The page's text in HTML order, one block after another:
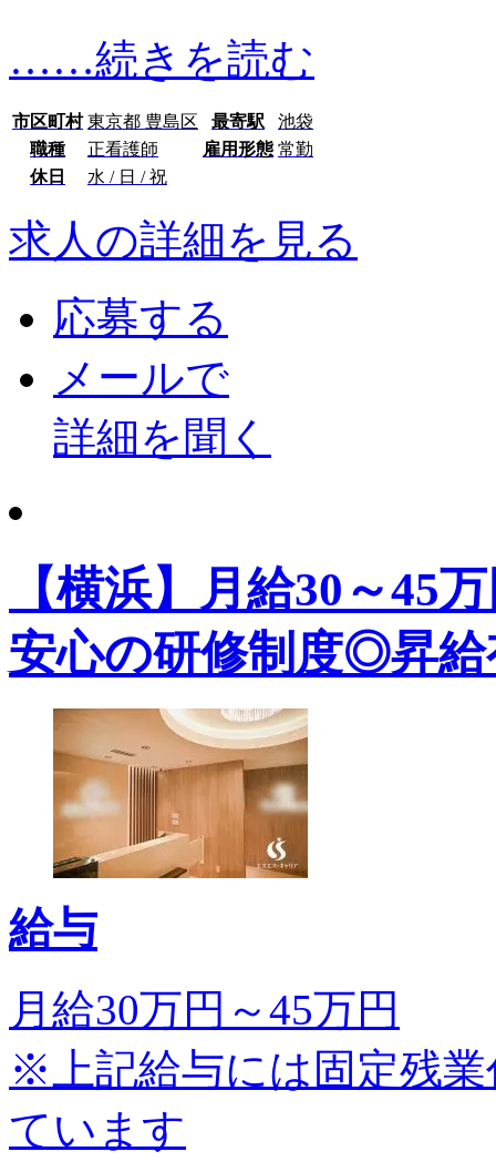
……続きを読む
市区町村 東京都 豊島区 最寄駅
池袋
職種
正看護師 雇用形態 常勤
休日
水 / 日 / 祝
求人の詳細を見る
応募する
メールで
詳細を聞く
【横浜】月給30～
安心の研修制度◎昇
給与
月給30万円～45万円
※上記給与には固定残業
ています